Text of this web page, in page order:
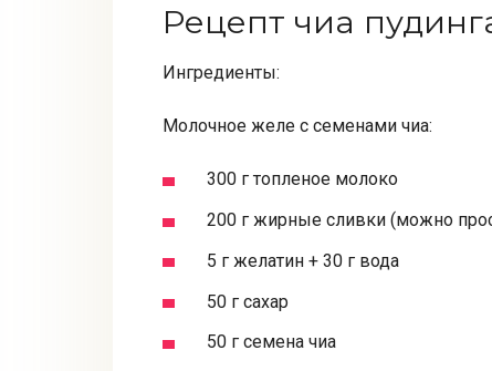
Рецепт чиа
Ингредиенты:
Молочное желе с семенами чиа:
300 г топленое молоко
200 г жирные сливки (можно
5 г желатин + 30 г вода
50 г сахар
50 г семена чиа